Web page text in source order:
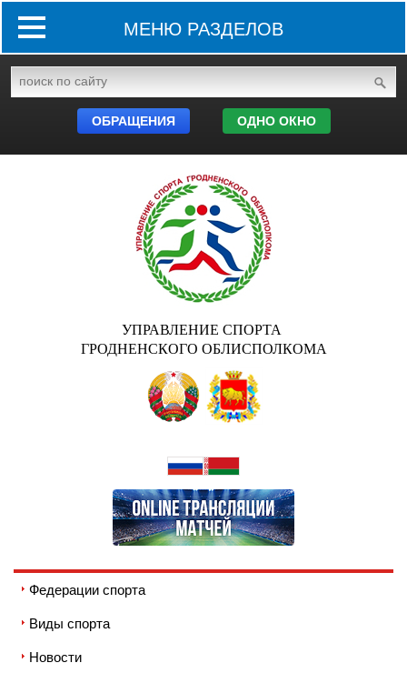
МЕНЮ РАЗДЕЛОВ
ОБРАЩЕНИЯ ОДНО ОКНО
УПРАВЛЕНИЕ СПОРТА
ГРОДНЕНСКОГО ОБЛИСПОЛКОМА
Федерации спорта
Виды спорта
Новости